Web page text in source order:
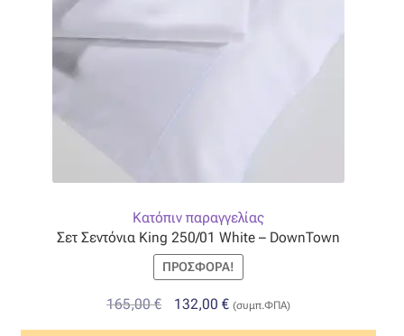
Κατόπιν παραγγελίας
Σετ Σεντόνια King 250/01 White – DownTown
ΠΡΟΣΦΟΡΆ!
165,00€
Original
price
132,00 €Η
τρέχουσα
(συμπ.ΦΠΑ)